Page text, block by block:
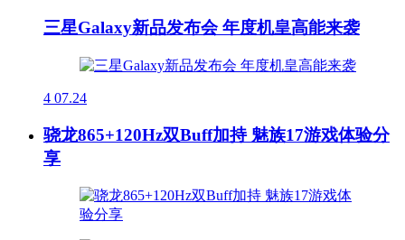
三星Galaxy新品发布会 年度机皇高能来袭
4 07.24
骁龙865+120Hz双Buff加持 魅族17游戏体验分
享